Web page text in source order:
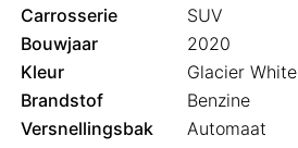
Carrosserie
SUV
Bouwjaar
2020
Kleur
Glacier White
Brandstof
Benzine
Versnellingsbak
Automaat